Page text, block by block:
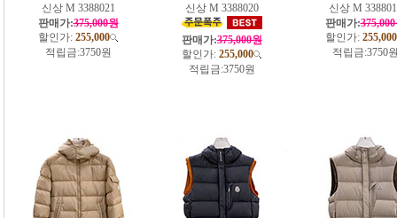
신상 M 3388021
판매가:375,000원
할인가: 255,000
적립금:3750원
신상 M 3388020
판매가:375,000원
할인가: 255,000
적립금:3750원
신상 M
판매가:
할인가: 255,000
적립금:3750